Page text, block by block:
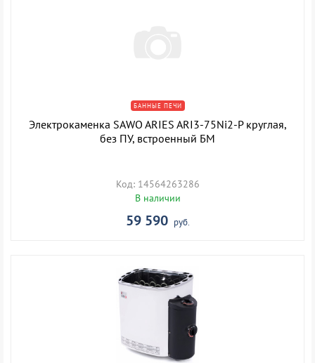
БАННЫЕ ПЕЧИ
Электрокаменка SAWO ARIES ARI3-75Ni2-P круглая,
без ПУ, встроенный БМ
Код: 14564263286
В наличии
59 590 руб.